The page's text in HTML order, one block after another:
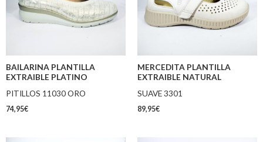
BAILARINA PLANTILLA
EXTRAIBLE PLATINO
PITILLOS 11030 ORO
74,95€
MERCEDITA PLANTILLA
EXTRAIBLE NATURAL
SUAVE 3301
89,95€